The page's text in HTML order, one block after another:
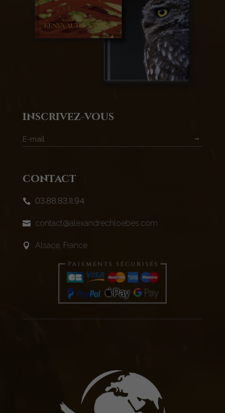
inscrivez-vous
→
contact
 03.88.83.11.94
 contact@alexandrechloebes.com
 Alsace, France